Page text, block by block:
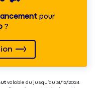
pour
?
valable du jusqu’au 31/12/2024